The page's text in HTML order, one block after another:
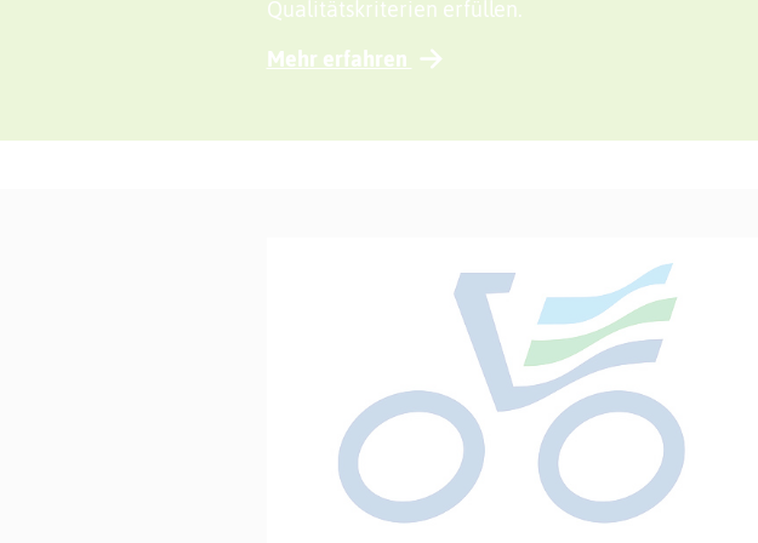
Qualitätskriterien erfüllen.
Mehr erfahren